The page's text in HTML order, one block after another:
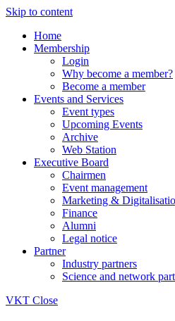
Skip to content
Home
Membership
Login
Why become a member?
Become a member
Events and Services
Event types
Upcoming Events
Archive
Web Station
Executive Board
Chairmen
Event management
Marketing &
Finance
Alumni
Legal notice
Partner
Industry partners
Science and network
VKT Close